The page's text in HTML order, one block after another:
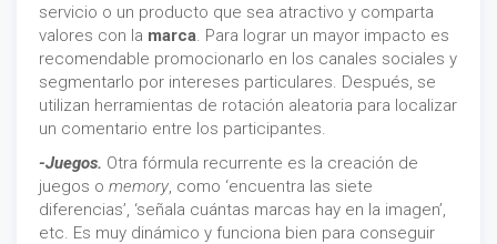
servicio o un producto que sea atractivo y comparta
valores con la marca. Para lograr un mayor impacto es
recomendable promocionarlo en los canales sociales y
segmentarlo por intereses particulares. Después, se
utilizan herramientas de rotación aleatoria para localizar
un comentario entre los participantes.
-Juegos. Otra fórmula recurrente es la creación de
juegos o memory, como ‘encuentra las siete
diferencias’, ‘señala cuántas marcas hay en la imagen’,
etc. Es muy dinámico y funciona bien para conseguir